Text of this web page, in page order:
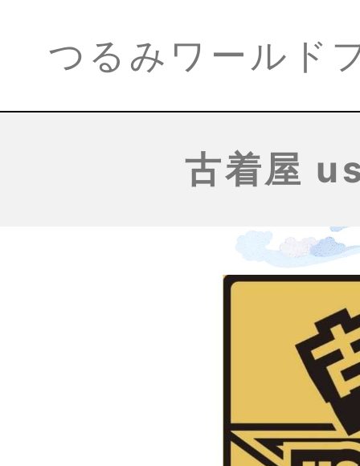
つるみワールド
古着屋